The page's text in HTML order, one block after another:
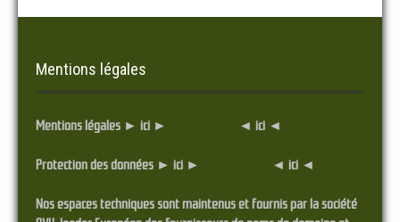
Mentions légales
Mentions légales ► ici ► ◄ ici ◄
Protection des données ► ici ► ◄ ici ◄
Nos espaces techniques sont maintenus et fournis par la société